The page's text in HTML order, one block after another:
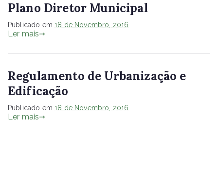
Plano Diretor Municipal
Publicado em18 de Novembro, 2016
Ler mais
Regulamento de Urbanização e
Edificação
Publicado em18 de Novembro, 2016
Ler mais